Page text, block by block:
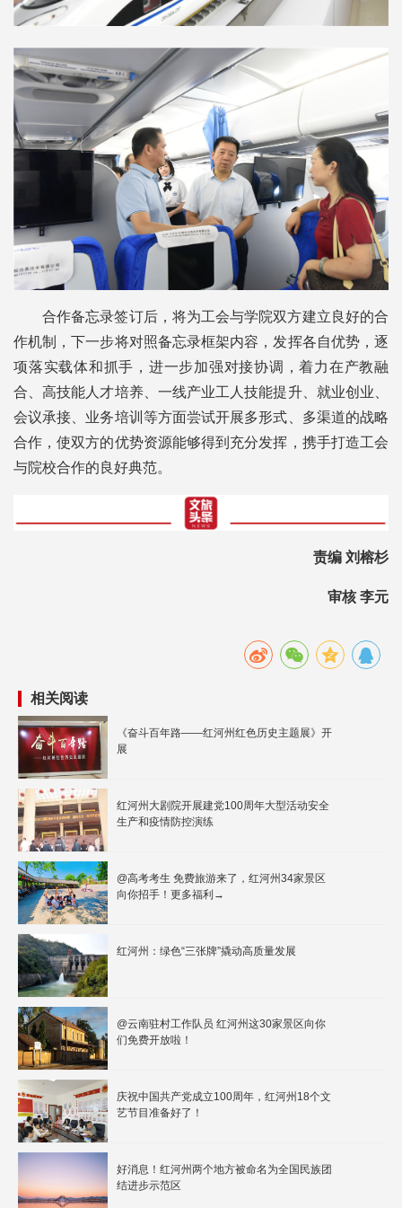
合作备忘录签订后，将为工会与学院双方建立良好的合
作机制，下一步将对照备忘录框架内容，发挥各自优势，逐
项落实载体和抓手，进一步加强对接协调，着力在产教融
合、高技能人才培养、一线产业工人技能提升、就业创业、
会议承接、业务培训等方面尝试开展多形式、多渠道的战略
合作，使双方的优势资源能够得到充分发挥，携手打造工会
与院校合作的良好典范。
责编 刘榕杉
审核 李元
相关阅读
《奋斗百年路——红河州红色历史主题展》开
展
红河州大剧院开展建党100周年大型活动安全
生产和疫情防控演练
@高考考生 免费旅游来了，红河州34家景区
向你招手！更多福利→
红河州：绿色“三张牌”撬动高质量发展
@云南驻村工作队员 红河州这30家景区向你
们免费开放啦！
庆祝中国共产党成立100周年，红河州18个文
艺节目准备好了！
好消息！红河州两个地方被命名为全国民族团
结进步示范区